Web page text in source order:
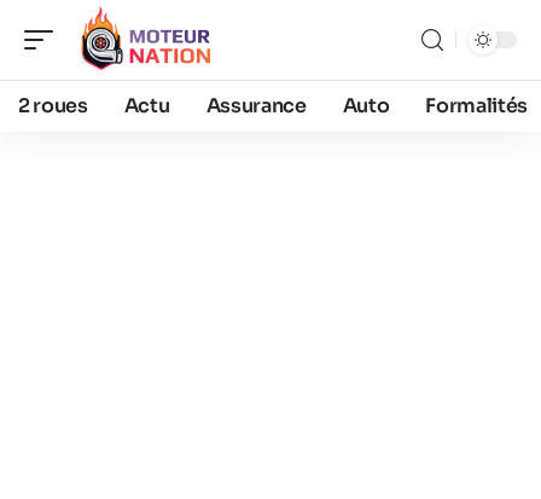
2 roues Actu Assurance Auto Formalités